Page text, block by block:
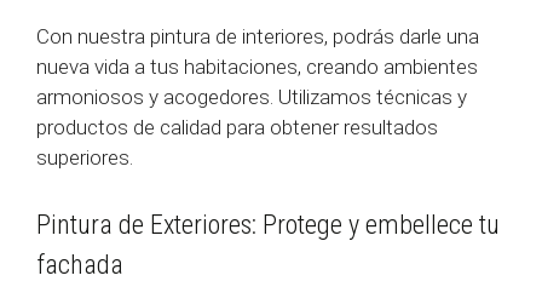
Con nuestra pintura de interiores, podrás darle una
nueva vida a tus habitaciones, creando ambientes
armoniosos y acogedores. Utilizamos técnicas y
productos de calidad para obtener resultados
superiores.
Pintura de Exteriores: Protege y embellece tu
fachada